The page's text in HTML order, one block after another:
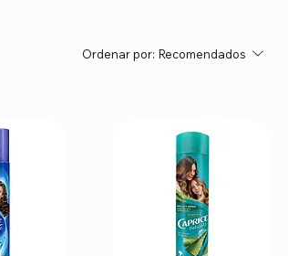
Ordenar por: Recomendados